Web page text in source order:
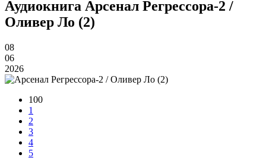
Аудиокнига Арсенал Регрессора-2 /
Оливер Ло (2)
08
06
2026
100
1
2
3
4
5